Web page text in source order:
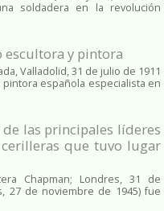
soldadera en la revolución
escultora y pintora
Valladolid, 31 de julio de 1911
pintora española especialista en
de las principales líderes
que tuvo lugar
Chapman; Londres, 31 de
27 de noviembre de 1945)​ fue